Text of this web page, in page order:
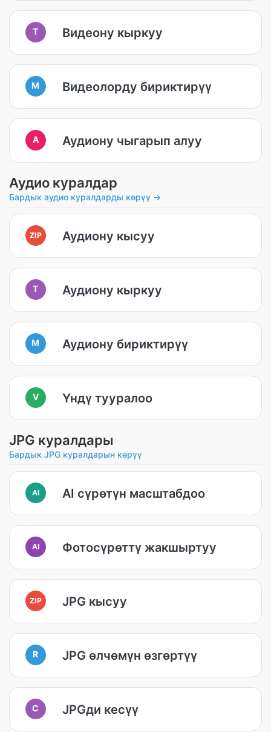
T Видеону кыркуу
M Видеолорду бириктирүү
A Аудиону чыгарып алуу
Аудио куралдар
Бардык аудио куралдарды көрүү →
ZIP Аудиону кысуу
T Аудиону кыркуу
M Аудиону бириктирүү
V Үндү тууралоо
JPG куралдары
Бардык JPG куралдарын көрүү
AI AI сүрөтүн масштабдоо
AI Фотосүрөттү жакшыртуу
ZIP JPG кысуу
R JPG өлчөмүн өзгөртүү
C JPGди кесүү